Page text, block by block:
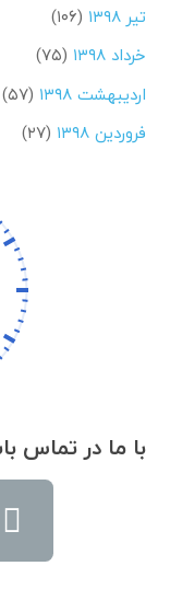
تیر ۱۳۹۸
(۱۰۶)
خرداد ۱۳۹۸
(۷۵)
اردیبهشت ۱۳۹۸
(۵۷)
فروردین ۱۳۹۸
(۲۷)
با ما در تماس